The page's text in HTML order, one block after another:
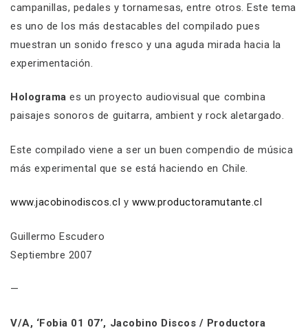
campanillas, pedales y tornamesas, entre otros. Este tema
es uno de los más destacables del compilado pues
muestran un sonido fresco y una aguda mirada hacia la
experimentación.
Holograma es un proyecto audiovisual que combina
paisajes sonoros de guitarra, ambient y rock aletargado.
Este compilado viene a ser un buen compendio de música
más experimental que se está haciendo en Chile.
www.jacobinodiscos.cl y www.productoramutante.cl
Guillermo Escudero
Septiembre 2007
—
V/A, ‘Fobia 01 07’, Jacobino Discos / Productora